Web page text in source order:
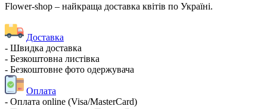
Flower-shop – найкраща доставка квітів по Україні.
Доставка
- Швидка доставка
- Безкоштовна листівка
- Безкоштовне фото одержувача
Оплата
- Оплата online (Visa/MasterCard)